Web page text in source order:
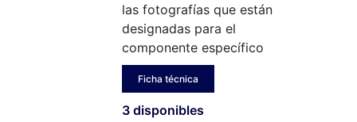
las fotografías que están
designadas para el
componente específico
Ficha técnica
3 disponibles